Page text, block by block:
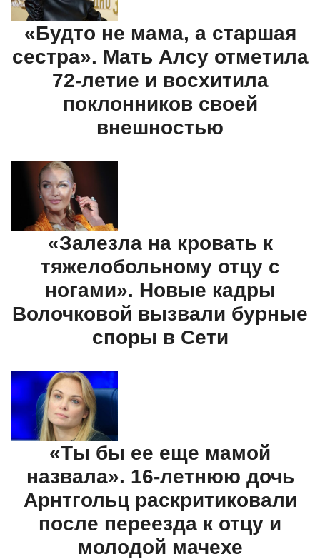
«Будто не мама, а старшая
сестра». Мать Алсу отметила
72-летие и восхитила
поклонников своей
внешностью
«Залезла на кровать к
тяжелобольному отцу с
ногами». Новые кадры
Волочковой вызвали бурные
споры в Сети
«Ты бы ее еще мамой
назвала». 16-летнюю дочь
Арнтгольц раскритиковали
после переезда к отцу и
молодой мачехе